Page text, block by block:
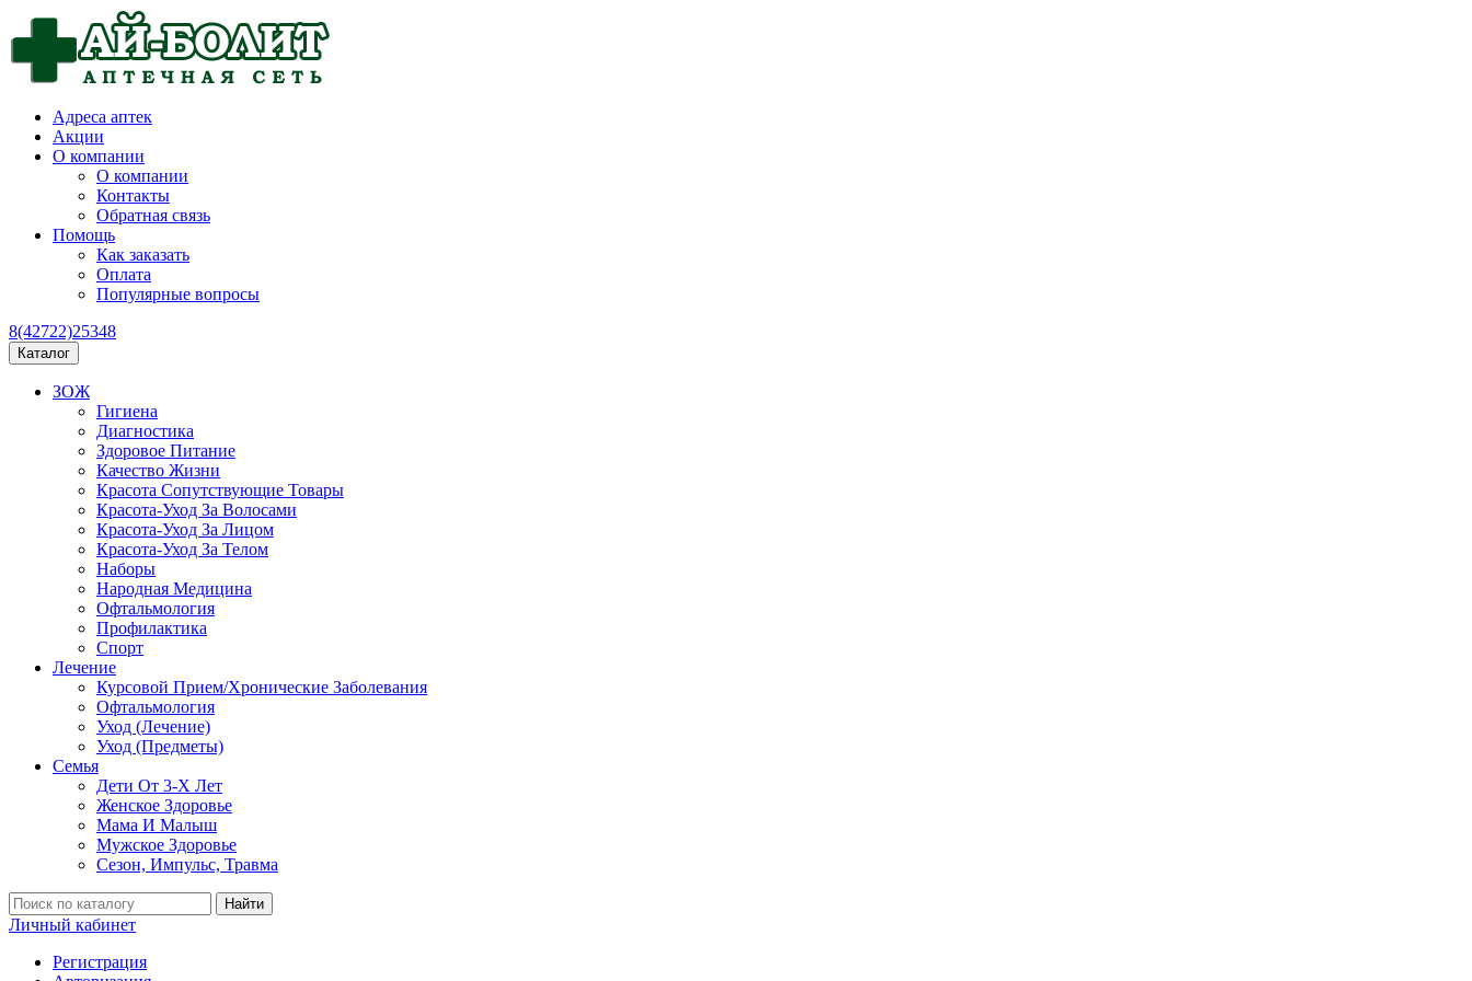
Адреса аптек
Акции
О компании
О компании
Контакты
Обратная связь
Помощь
Как заказать
Оплата
Популярные вопросы
8(42722)25348
Каталог
ЗОЖ
Гигиена
Диагностика
Здоровое Питание
Качество Жизни
Красота Сопутствующие Товары
Красота-Уход За Волосами
Красота-Уход За Лицом
Красота-Уход За Телом
Наборы
Народная Медицина
Офтальмология
Профилактика
Спорт
Лечение
Курсовой Прием/Хронические Заболевания
Офтальмология
Уход (Лечение)
Уход (Предметы)
Семья
Дети От 3-Х Лет
Женское Здоровье
Мама И Малыш
Мужское Здоровье
Сезон, Импульс, Травма
Найти
Личный кабинет
Регистрация